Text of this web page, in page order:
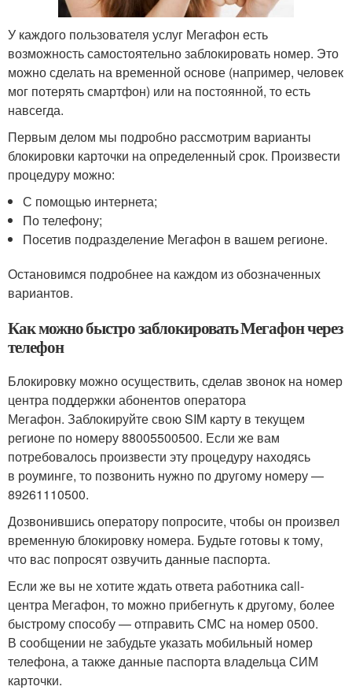
У каждого пользователя услуг Мегафон есть
возможность самостоятельно заблокировать номер. Это
можно сделать на временной основе (например, человек
мог потерять смартфон) или на постоянной, то есть
навсегда.
Первым делом мы подробно рассмотрим варианты
блокировки карточки на определенный срок. Произвести
процедуру можно:
С помощью интернета;
По телефону;
Посетив подразделение Мегафон в вашем регионе.
Остановимся подробнее на каждом из обозначенных
вариантов.
Как можно быстро заблокировать Мегафон через
телефон
Блокировку можно осуществить, сделав звонок на номер
центра поддержки абонентов оператора
Мегафон. Заблокируйте свою SIM карту в текущем
регионе по номеру 88005500500. Если же вам
потребовалось произвести эту процедуру находясь
в роуминге, то позвонить нужно по другому номеру —
89261110500.
Дозвонившись оператору попросите, чтобы он произвел
временную блокировку номера. Будьте готовы к тому,
что вас попросят озвучить данные паспорта.
Если же вы не хотите ждать ответа работника call-
центра Мегафон, то можно прибегнуть к другому, более
быстрому способу — отправить СМС на номер 0500.
В сообщении не забудьте указать мобильный номер
телефона, а также данные паспорта владельца СИМ
карточки.